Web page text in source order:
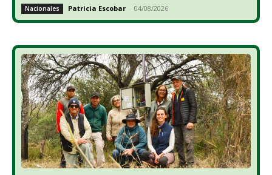
Nacionales Patricia Escobar - 04/08/2026